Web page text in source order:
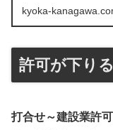
kyoka-
許可が下り
打合せ～建設業許